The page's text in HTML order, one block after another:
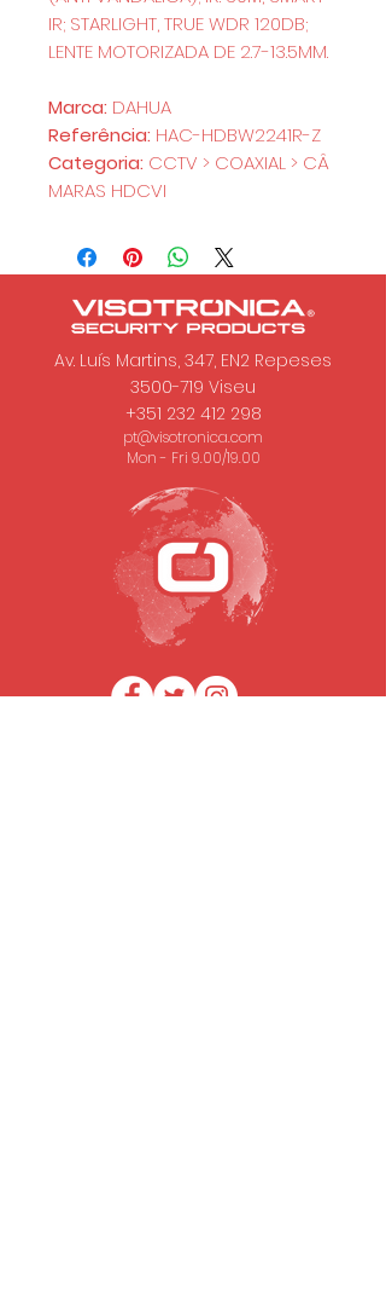
IR; STARLIGHT, TRUE WDR 120DB;
LENTE MOTORIZADA DE 2.7-13.5MM.
Marca: DAHUA
Referência: HAC-HDBW2241R-Z
Categoria: CCTV > COAXIAL > CÂ
MARAS HDCVI
Av. Luís Martins, 347, EN2 Repeses
3500-719 Viseu
+351 232 412 298
pt@visotronica.com
Mon - Fri 9.00/19.00